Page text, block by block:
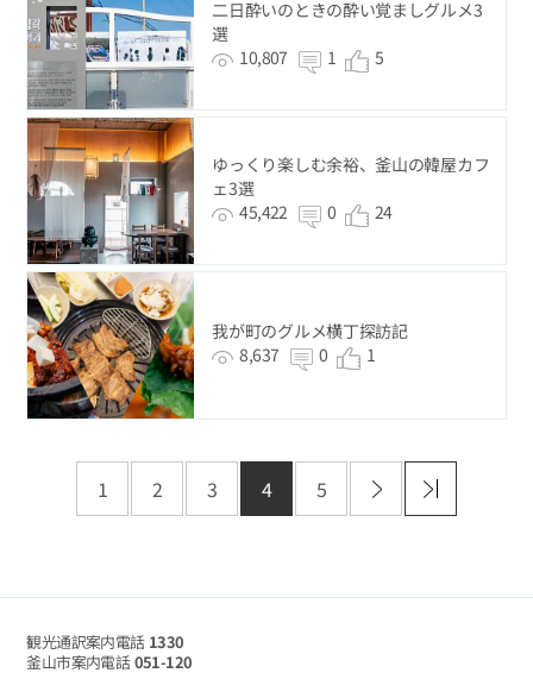
二日酔いのときの酔い覚ましグルメ3
選
10,807
1 5
ゆっくり楽しむ余裕、釜山の韓屋カフ
ェ3選
45,422
0 24
我が町のグルメ横丁探訪記
8,637
0 1
1 2 3 4 5
観光通訳案内電話 1330
釜山市案内電話051-120